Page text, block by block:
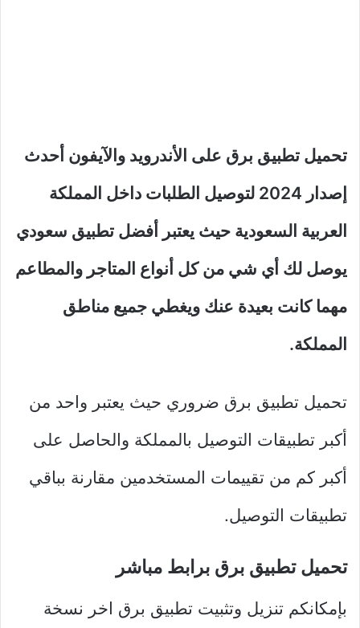
تحميل تطبيق برق على الأندرويد والآيفون أحدث
إصدار 2024 لتوصيل الطلبات داخل المملكة
العربية السعودية حيث يعتبر أفضل تطبيق سعودي
يوصل لك أي شي من كل أنواع المتاجر والمطاعم
مهما كانت بعيدة عنك ويغطي جميع مناطق
المملكة.
تحميل تطبيق برق ضروري حيث يعتبر واحد من
أكبر تطبيقات التوصيل بالمملكة والحاصل على
أكبر كم من تقييمات المستخدمين مقارنة بباقي
تطبيقات التوصيل.
تحميل تطبيق برق برابط مباشر
بإمكانكم تنزيل وتثبيت تطبيق برق اخر نسخة